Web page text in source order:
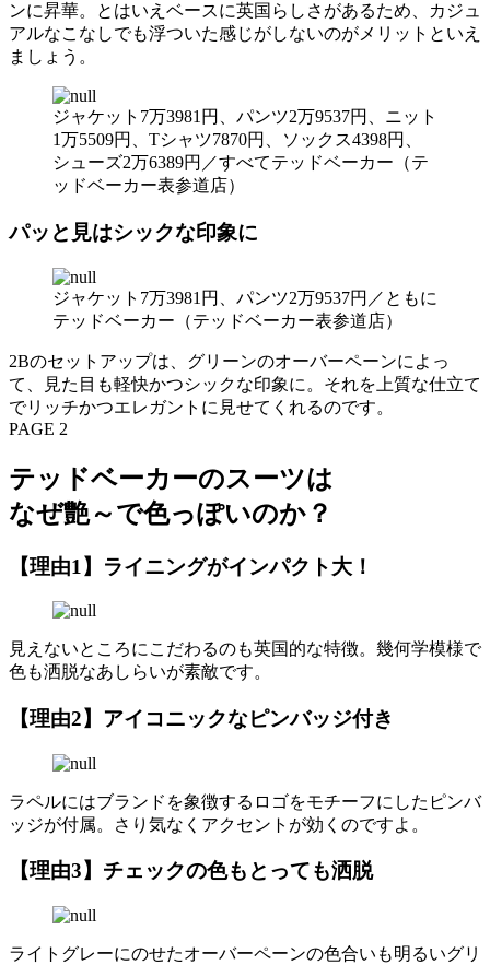
ンに昇華。とはいえベースに英国らしさがあるため、カジュ
アルなこなしでも浮ついた感じがしないのがメリットといえ
ましょう。
ジャケット7万3981円、パンツ2万9537円、ニット
1万5509円、Tシャツ7870円、ソックス4398円、
シューズ2万6389円／すべてテッドベーカー（テ
ッドベーカー表参道店）
パッと見はシックな印象に
ジャケット7万3981円、パンツ2万9537円／ともに
テッドベーカー（テッドベーカー表参道店）
2Bのセットアップは、グリーンのオーバーペーンによっ
て、見た目も軽快かつシックな印象に。それを上質な仕立て
でリッチかつエレガントに見せてくれるのです。
PAGE 2
テッドベーカーのスーツは
なぜ艶～で色っぽいのか？
【理由1】ライニングがインパクト大！
見えないところにこだわるのも英国的な特徴。幾何学模様で
色も洒脱なあしらいが素敵です。
【理由2】アイコニックなピンバッジ付き
ラペルにはブランドを象徴するロゴをモチーフにしたピンバ
ッジが付属。さり気なくアクセントが効くのですよ。
【理由3】チェックの色もとっても洒脱
ライトグレーにのせたオーバーペーンの色合いも明るいグリ